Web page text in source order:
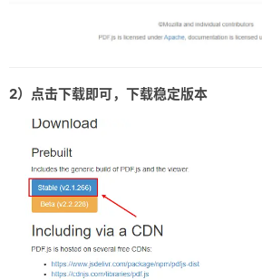
关于
2）点击下载即可，下载稳定版本